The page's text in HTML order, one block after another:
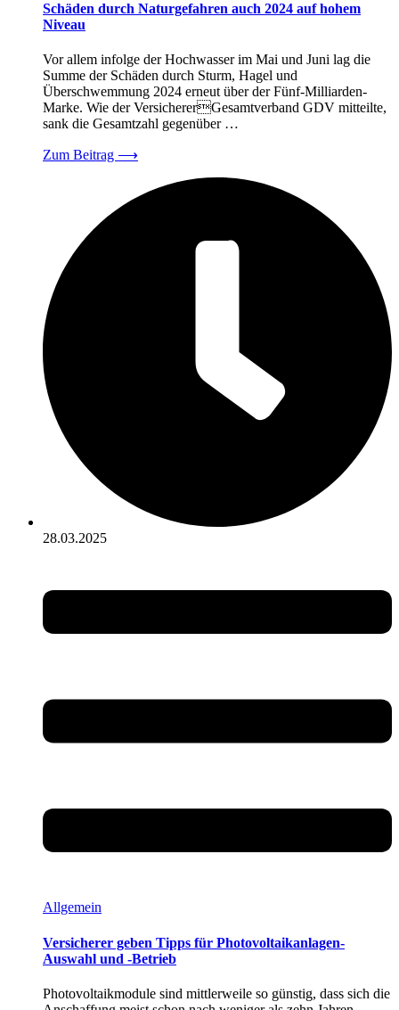
Schäden durch Naturgefahren auch 2024 auf hohem
Niveau
Vor allem infolge der Hochwasser im Mai und Juni lag die
Summe der Schäden durch Sturm, Hagel und
Überschwemmung 2024 erneut über der Fünf-Milliarden-
Marke. Wie der VersichererGesamtverband GDV mitteilte,
sank die Gesamtzahl gegenüber …
Zum Beitrag ⟶
28.03.2025
Allgemein
Versicherer geben Tipps für Photovoltaikanlagen-
Auswahl und -Betrieb
Photovoltaikmodule sind mittlerweile so günstig, dass sich die